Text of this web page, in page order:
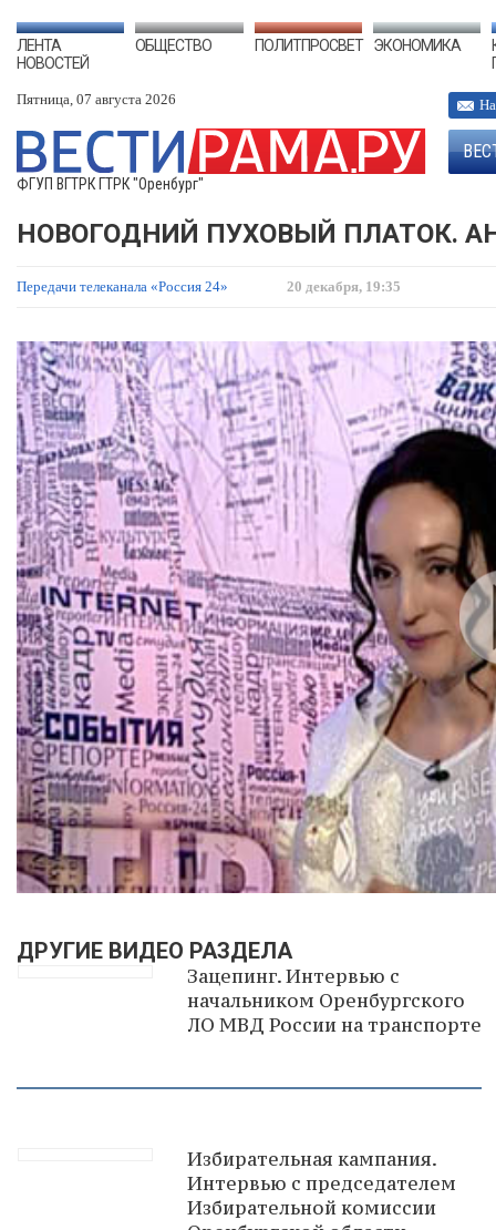
ЛЕНТА
НОВОСТЕЙ
ОБЩЕСТВО ПОЛИТПРОСВЕТ ЭКОНОМИКА
Пятница, 07 августа 2026
ФГУП ВГТРК ГТРК "Оренбург"
НОВОГОДНИЙ ПУХОВЫЙ ПЛАТОК.
Передачи телеканала «Россия 24» 20 декабря, 19:35
ДРУГИЕ ВИДЕО РАЗДЕЛА
Зацепинг. Интервью с
начальником Оренбургского
ЛО МВД России на транспорте
Избирательная кампания.
Интервью с председателем
Избирательной комиссии